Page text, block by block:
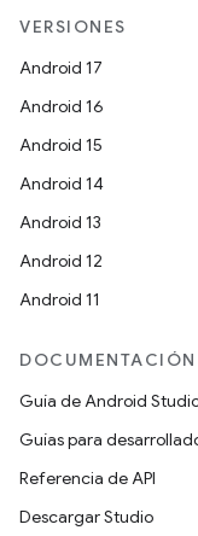
VERSIONES
Android 17
Android 16
Android 15
Android 14
Android 13
Android 12
Android 11
Guía de Android
Guías para
Referencia de API
Descargar Studio